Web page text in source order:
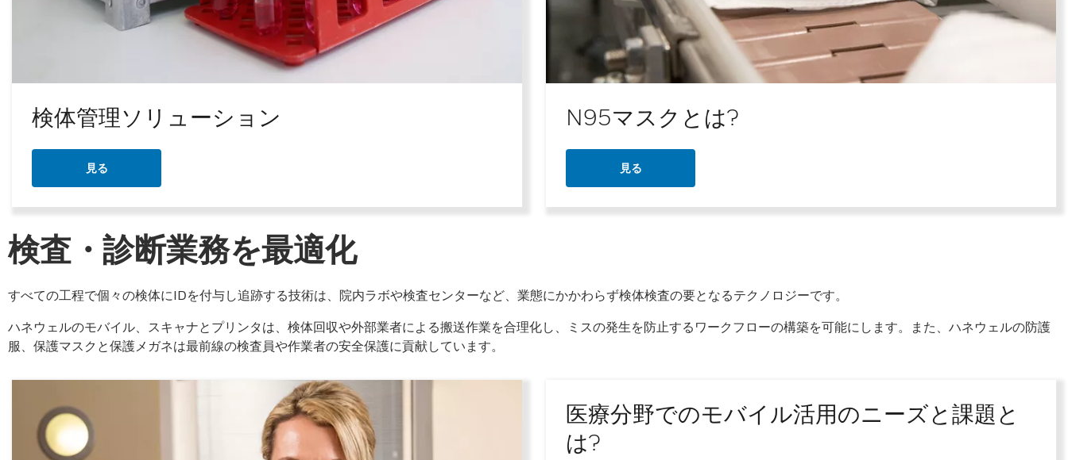
検体管理ソリューション
見る
N95マスクとは?
見る
検査・診断業務を最適化
すべての工程で個々の検体にIDを付与し追跡する技術は、院内ラボや検査センターなど、業態にかかわらず検体検査の要となるテクノロジーです。
ハネウェルのモバイル、スキャナとプリンタは、検体回収や外部業者による搬送作業を合理化し、ミスの発生を防止するワークフローの構築を可能にします。また、ハネウェルの防護
服、保護マスクと保護メガネは最前線の検査員や作業者の安全保護に貢献しています。
医療分野でのモバイル活用のニーズと課題と
は?